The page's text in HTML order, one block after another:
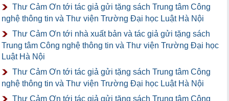
Thư Cảm Ơn tới tác giả gửi tặng sách Trung tâm Công
nghệ thông tin và Thư viện Trường Đại học Luật Hà Nội
Thư Cảm Ơn tới nhà xuất bản và tác giả gửi tặng sách
Trung tâm Công nghệ thông tin và Thư viện Trường Đại học
Luật Hà Nội
Thư Cảm Ơn tới tác giả gửi tặng sách Trung tâm Công
nghệ thông tin và Thư viện Trường Đại học Luật Hà Nội
Thư Cảm Ơn tới tác giả gửi tặng sách Trung tâm Công